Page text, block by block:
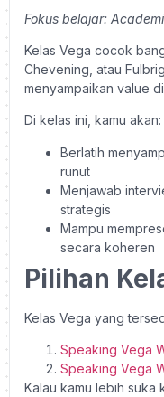
Fokus belajar:
Kelas Vega cocok
Chevening, atau
menyampaikan value
Di kelas ini, kamu akan:
Berlatih
runut
Menjawab
strategis
Mampu
secara koheren
Pilihan
Kelas Vega yang
Speaking Vega
Speaking Vega
Kalau kamu lebih suka